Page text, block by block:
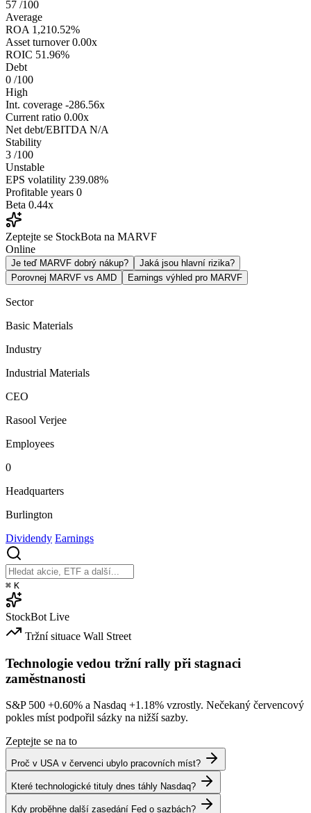
57 /100
Average
ROA 1,210.52%
Asset turnover 0.00x
ROIC 51.96%
Debt
0 /100
High
Int. coverage -286.56x
Current ratio 0.00x
Net debt/EBITDA N/A
Stability
3 /100
Unstable
EPS volatility 239.08%
Profitable years 0
Beta 0.44x
Zeptejte se StockBota na MARVF
Online
Je teď MARVF dobrý nákup?
Jaká jsou hlavní rizika?
Porovnej MARVF vs AMD
Earnings výhled pro MARVF
Sector
Basic Materials
Industry
Industrial Materials
CEO
Rasool Verjee
Employees
0
Headquarters
Burlington
Dividendy Earnings
⌘ K
StockBot Live
Tržní situace Wall Street
Technologie vedou tržní rally při stagnaci
zaměstnanosti
S&P 500 +0.60% a Nasdaq +1.18% vzrostly. Nečekaný červencový
pokles míst podpořil sázky na nižší sazby.
Zeptejte se na to
Proč v USA v červenci ubylo pracovních míst?
Které technologické tituly dnes táhly Nasdaq?
Kdy proběhne další zasedání Fed o sazbách?